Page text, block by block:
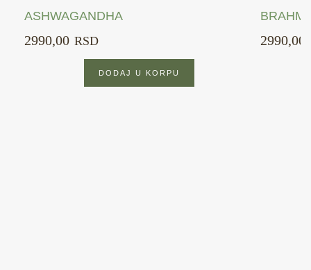
ASHWAGANDHA
2990,00 RSD 2990,00